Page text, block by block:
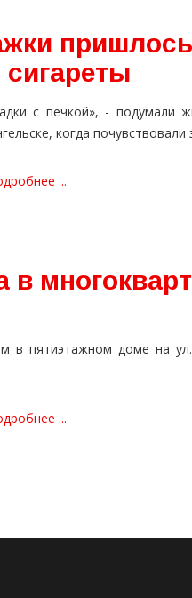
с печкой», - подумали
когда почувствовали
...
в
в пятиэтажном доме на
...